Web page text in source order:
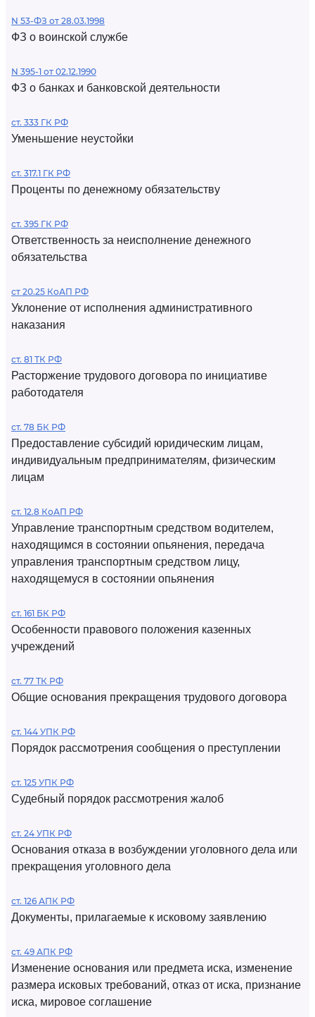
N 53-ФЗ от 28.03.1998
ФЗ о воинской службе
N 395-1 от 02.12.1990
ФЗ о банках и банковской деятельности
ст. 333 ГК РФ
Уменьшение неустойки
ст. 317.1 ГК РФ
Проценты по денежному обязательству
ст. 395 ГК РФ
Ответственность за неисполнение денежного
обязательства
ст 20.25 КоАП РФ
Уклонение от исполнения административного
наказания
ст. 81 ТК РФ
Расторжение трудового договора по инициативе
работодателя
ст. 78 БК РФ
Предоставление субсидий юридическим лицам,
индивидуальным предпринимателям, физическим
лицам
ст. 12.8 КоАП РФ
Управление транспортным средством водителем,
находящимся в состоянии опьянения, передача
управления транспортным средством лицу,
находящемуся в состоянии опьянения
ст. 161 БК РФ
Особенности правового положения казенных
учреждений
ст. 77 ТК РФ
Общие основания прекращения трудового договора
ст. 144 УПК РФ
Порядок рассмотрения сообщения о преступлении
ст. 125 УПК РФ
Судебный порядок рассмотрения жалоб
ст. 24 УПК РФ
Основания отказа в возбуждении уголовного дела или
прекращения уголовного дела
ст. 126 АПК РФ
Документы, прилагаемые к исковому заявлению
ст. 49 АПК РФ
Изменение основания или предмета иска, изменение
размера исковых требований, отказ от иска, признание
иска, мировое соглашение